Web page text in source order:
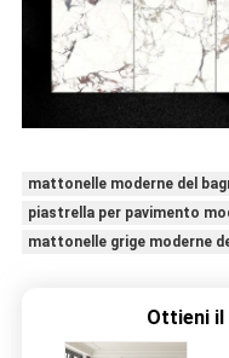
mattonelle moderne del
piastrella per pavimento
mattonelle grige moderne
Ottieni il